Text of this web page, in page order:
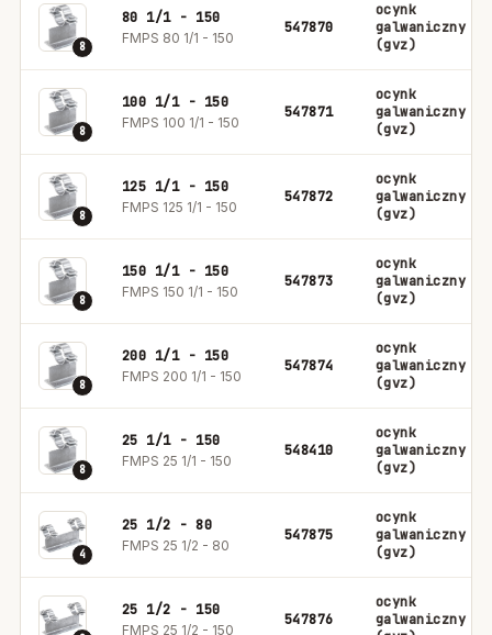
8
80 1/1 - 150
FMPS 80 1/1 - 150
547870
ocynk
galwaniczny
(gvz)
8
100 1/1 - 150
FMPS 100 1/1 - 150
547871
ocynk
galwaniczny
(gvz)
8
125 1/1 - 150
FMPS 125 1/1 - 150
547872
ocynk
galwaniczny
(gvz)
8
150 1/1 - 150
FMPS 150 1/1 - 150
547873
ocynk
galwaniczny
(gvz)
8
200 1/1 - 150
FMPS 200 1/1 - 150
547874
ocynk
galwaniczny
(gvz)
8
25 1/1 - 150
FMPS 25 1/1 - 150
548410
ocynk
galwaniczny
(gvz)
4
25 1/2 - 80
FMPS 25 1/2 - 80
547875
ocynk
galwaniczny
(gvz)
25 1/2 - 150
FMPS 25 1/2 - 150
547876
ocynk
galwaniczny